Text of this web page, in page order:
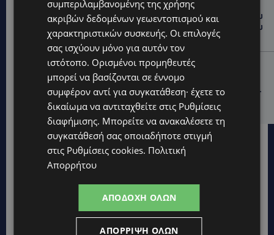
ΤΑΣΟΣ ΧΑΤΖΗΓΙΟΒΑΝΗΣ: Η συγκλονιστική ιστορία του
12χρονου Δημήτρη και η δωρεά των 12.500 ευρώ που
του έδωσε ελπίδα
STORIES
ΕΞΩΤΙΚΑ ΖΩΑ ΣΤΗΝ ΚΥΠΡΟ: Πότε επιτρέπεται και
πότε απαγορεύεται να έχεις μαϊμού ως κατοικίδιο –
Ποια ζώα μπορείς να διατηρείς νόμιμα
συμπεριλαμβανομένης της χρήσης
ακριβών δεδομένων γεωεντοπισμού και
χαρακτηριστικών συσκευής. Οι επιλογές
σας ισχύουν μόνο για αυτόν τον
ιστότοπο. Ορισμένοι προμηθευτές
μπορεί να βασίζονται σε έννομο
συμφέρον αντί για συγκατάθεση· έχετε το
δικαίωμα να αντιταχθείτε στις Ρυθμίσεις
διαφήμισης. Μπορείτε να ανακαλέσετε τη
συγκατάθεσή σας οποιαδήποτε στιγμή
στις Ρυθμίσεις cookies. Πολιτική
Απορρήτου
ΑΠΟΔΟΧΉ ΌΛΩΝ
ΑΠΌΡΡΙΨΗ ΌΛΩΝ